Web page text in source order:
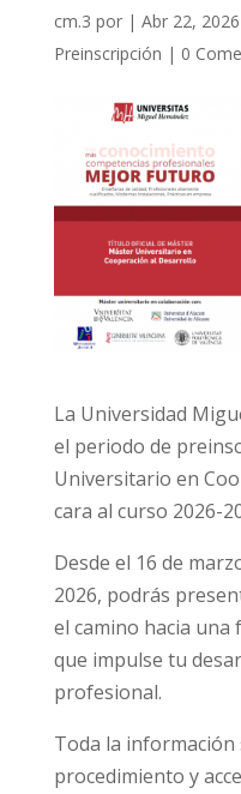
cm.3 por | Abr 22, 2026
Preinscripción | 0
La Universidad
el periodo de
Universitario en
cara al curso 2026-
Desde el 16 de
2026, podrás
el camino hacia una
que impulse tu
profesional.
Toda la
procedimiento y